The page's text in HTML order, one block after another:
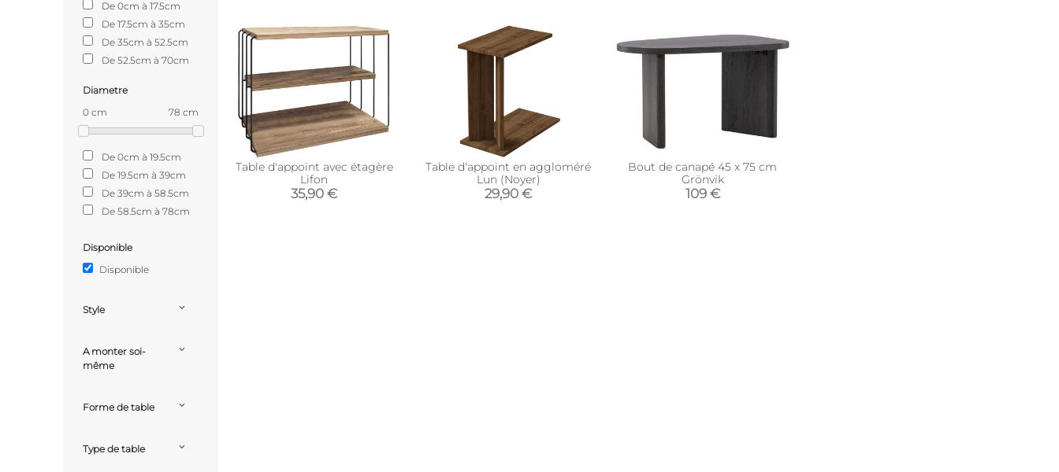
De 0cm à 17.5cm
De 17.5cm à 35cm
De 35cm à 52.5cm
De 52.5cm à 70cm
Diametre
0 cm
78 cm
De 0cm à 19.5cm
De 19.5cm à 39cm
De 39cm à 58.5cm
De 58.5cm à 78cm
Disponible
Disponible
Style
A monter soi-
même
Forme de table
Type de table
Table d'appoint avec étagère
Lifon
35,90 €
Table d'appoint en aggloméré
Lun (Noyer)
29,90 €
Bout de canapé 45 x 75 cm
Grönvik
109 €